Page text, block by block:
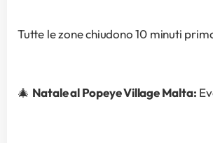
Tutte le zone chiudono 10 minuti
🎄 Natale al Popeye Village Malta: